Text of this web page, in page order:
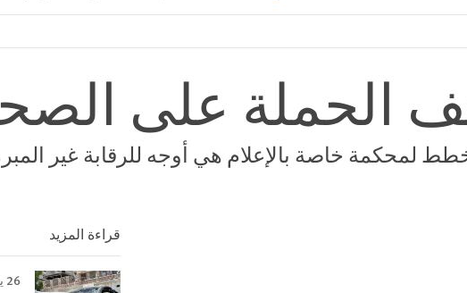
الحملة على
لمحكمة خاصة بالإعلام هي أوجه للرقابة غير
قراءة المزيد
26 يوليو/تموز 2026